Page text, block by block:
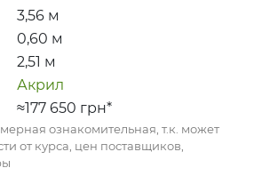
3,56 м
0,60 м
2,51 м
Акрил
≈177 650 грн*
ознакомительная, т.к. может
от курса, цен поставщиков,